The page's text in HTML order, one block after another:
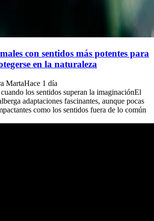
con sentidos más potentes para
en la naturaleza
MartaHace 1 día
los sentidos superan la imaginaciónEl
adaptaciones fascinantes, aunque pocas
como los sentidos fuera de lo común